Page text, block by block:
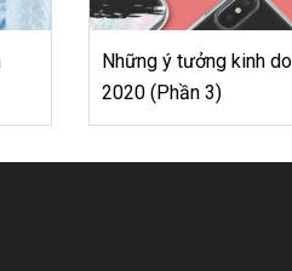
lợi nhuận vào mùa đông